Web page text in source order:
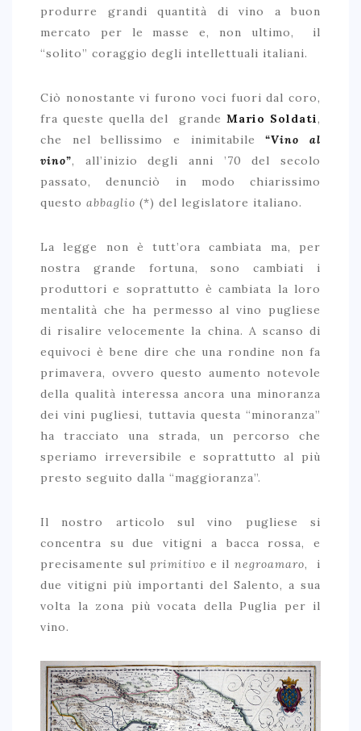
produrre grandi quantità di vino a buon
mercato per le masse e, non ultimo, il
“solito” coraggio degli intellettuali italiani.
Ciò nonostante vi furono voci fuori dal coro,
fra queste quella del grande Mario Soldati,
che nel bellissimo e inimitabile“Vino al
vino”, all’inizio degli anni ’70 del secolo
passato, denunciò in modo chiarissimo
questo abbaglio (*) del legislatore italiano.
La legge non è tutt’ora cambiata ma, per
nostra grande fortuna, sono cambiati i
produttori e soprattutto è cambiata la loro
mentalità che ha permesso al vino pugliese
di risalire velocemente la china. A scanso di
equivoci è bene dire che una rondine non fa
primavera, ovvero questo aumento notevole
della qualità interessa ancora una minoranza
dei vini pugliesi, tuttavia questa “minoranza”
ha tracciato una strada, un percorso che
speriamo irreversibile e soprattutto al più
presto seguito dalla “maggioranza”.
Il nostro articolo sul vino pugliese si
concentra su due vitigni a bacca rossa, e
precisamente sulprimitivo e il negroamaro, i
due vitigni più importanti del Salento, a sua
volta la zona più vocata della Puglia per il
vino.